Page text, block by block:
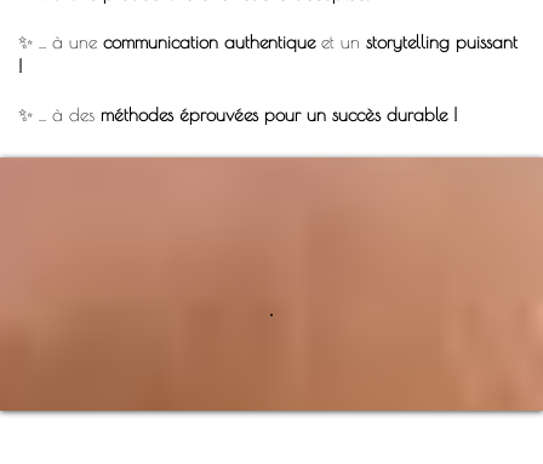
✨ ... à une communication authentiqueet un storytelling puissant
✨ ... à des méthodes éprouvées pour un succès durable !
.